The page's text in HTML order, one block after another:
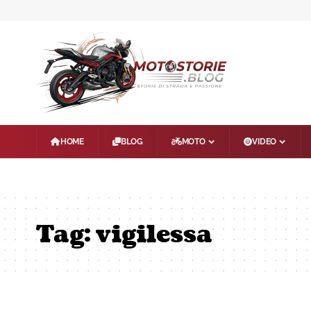
HOME BLOG MOTO VIDEO
Tag:vigilessa